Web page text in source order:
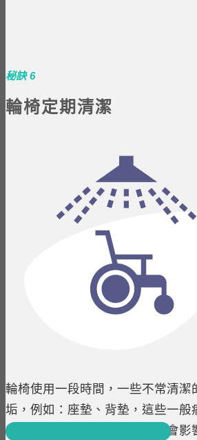
秘訣 6
輪椅定期清潔
輪椅使用一段時間，一些不常清潔
垢，例如：座墊、背墊，這些一般
毒強烈，但長期接觸下，也都會影